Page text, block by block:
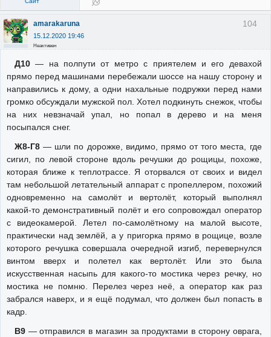
104
amarakaruna
15.12.2020 19:46
Неактивен
Д10— на полпути от метро с приятелем и его девахой
прямо перед машинами перебежали шоссе на нашу сторону и
направились к дому, а одни нахальные подружки перед нами
громко обсуждали мужской пол. Хотел подкинуть снежок, чтобы
на них невзначай упал, но попал в дерево и на меня
посыпался снег.
Ж8-Г8— шли по дорожке, видимо, прямо от того места, где
сигил, по левой стороне вдоль речушки до рощицы, похоже,
которая ближе к теплотрассе. Я оторвался от своих и видел
там небольшой летательный аппарат с пропеллером, похожий
одновременно на самолёт и вертолёт, который выполнял
какой-то демонстративный полёт и его сопровождал оператор
с видеокамерой. Летел по-самолётному на малой высоте,
практически над землёй, а у пригорка прямо в рощице, возле
которого речушка совершала очередной изгиб, перевернулся
винтом вверх и полетел как вертолёт. Или это была
искусственная насыпь для какого-то мостика через речку, но
мостика не помню. Перелез через неё, а оператор как раз
забрался наверх, и я ещё подумал, что должен был попасть в
кадр.
В9— отправился в магазин за продуктами в сторону оврага,